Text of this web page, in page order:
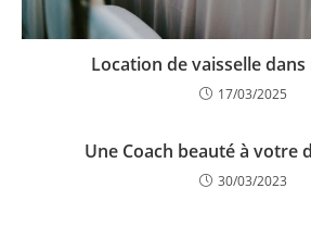
Location de vaisselle dans
17/03/2025
Une Coach beauté à votre
30/03/2023